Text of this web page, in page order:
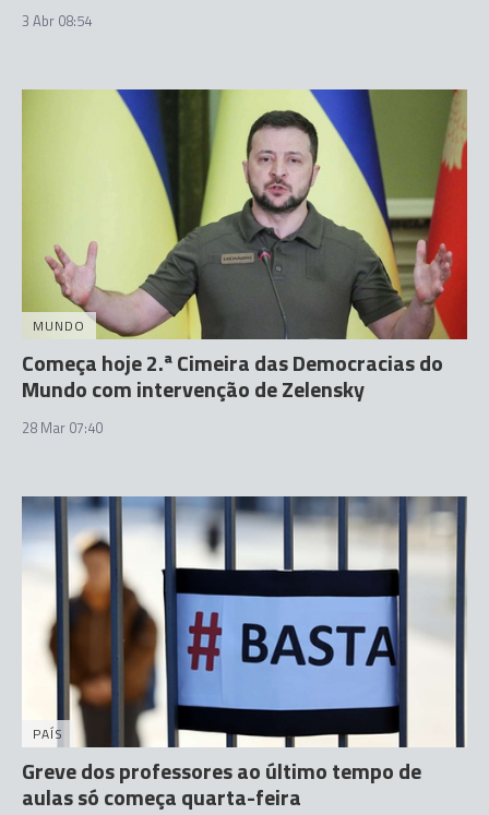
3 Abr 08:54
MUNDO
Começa hoje 2.ª Cimeira das Democracias do
Mundo com intervenção de Zelensky
28 Mar 07:40
PAÍS
Greve dos professores ao último tempo de
aulas só começa quarta-feira